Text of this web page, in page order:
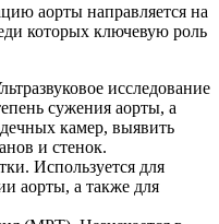
аорты направляется на
которых ключевую роль
исследование
сужения аорты, а
камер, выявить
и стенок.
Используется для
аорты, а также для